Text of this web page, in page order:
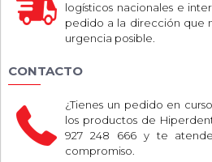
logísticos nacionales e
pedido a la dirección que
urgencia posible.
CONTACTO
¿Tienes un pedido en
los productos de
927 248 666 y te
compromiso.